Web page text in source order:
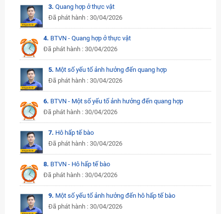
3. Quang hợp ở thực vật
Đã phát hành : 30/04/2026
4. BTVN - Quang hợp ở thực vật
Đã phát hành : 30/04/2026
5. Một số yếu tố ảnh hưởng đến quang hợp
Đã phát hành : 30/04/2026
6. BTVN - Một số yếu tố ảnh hưởng đến quang hợp
Đã phát hành : 30/04/2026
7. Hô hấp tế bào
Đã phát hành : 30/04/2026
8. BTVN - Hô hấp tế bào
Đã phát hành : 30/04/2026
9. Một số yếu tố ảnh hưởng đến hô hấp tế bào
Đã phát hành : 30/04/2026